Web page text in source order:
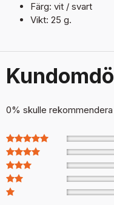
Färg: vit / svart
Vikt: 25 g.
0% skulle